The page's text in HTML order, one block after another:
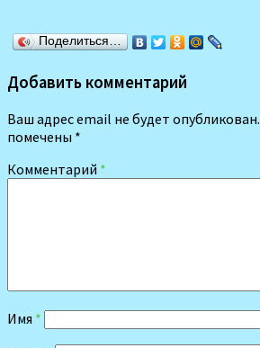
Поделиться…
Добавить комментарий
Ваш адрес email не будет опубликован.
помечены *
Комментарий *
Имя *